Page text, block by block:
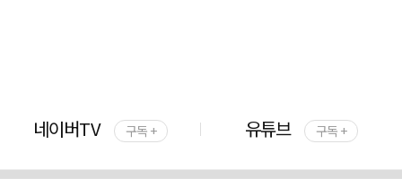
네이버TV 구독 + 유튜브 구독 +